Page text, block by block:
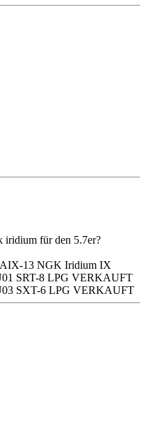
iridium für den 5.7er?
13 NGK Iridium IX
SRT-8 LPG VERKAUFT
SXT-6 LPG VERKAUFT